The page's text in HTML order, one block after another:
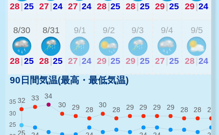
28|25 27|24 27|24 28|25 28|25 29|25 29|24
8/30
28|25
8/31
28|25
9/1
27 24
9/2
29 25
9/3
29 25
9/4
27 25
9/5
28 24
90日間気温(最高・最低気温)